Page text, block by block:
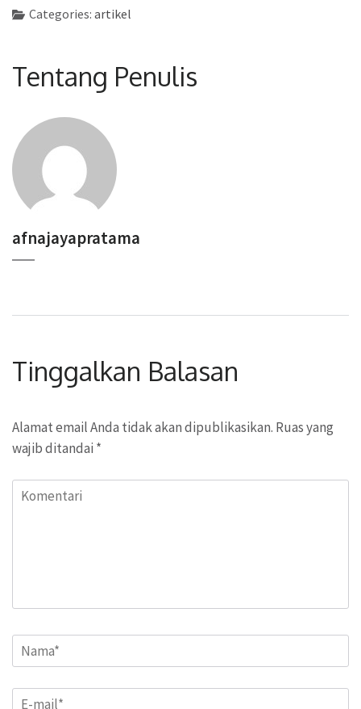
Categories: artikel
Tentang Penulis
afnajayapratama
Tinggalkan Balasan
Alamat email Anda tidak akan dipublikasikan. Ruas yang
wajib ditandai *
Komentari
Name*
Email*